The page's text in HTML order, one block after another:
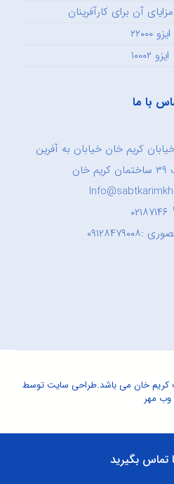
آن برای کارآفرینان
ایزو ۲۲۰۰۰
ایزو ۱۰۰۰۲
با ما
کریم خان خیابان به آفرین
۰۲۱۸۷۱۴۶
طراحی سایتتوسط
وب مهر
تماس بگیرید